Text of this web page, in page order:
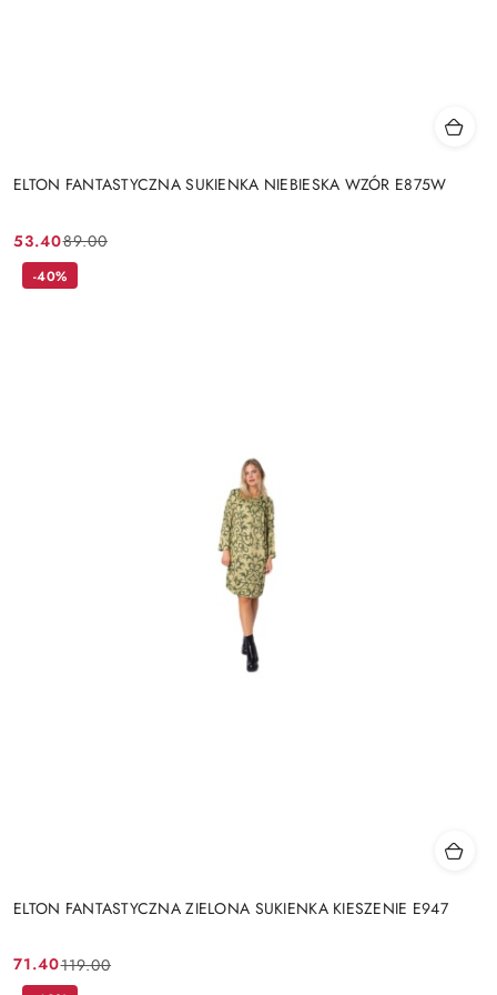
ELTON FANTASTYCZNA SUKIENKA NIEBIESKA WZÓR E875W
Cena
promocyjna:
53.40
Cena
przed
89.00
ELTON FANTASTYCZNA ZIELONA SUKIENKA KIESZENIE E947
Cena
71.40
Cena 119.00
-40%